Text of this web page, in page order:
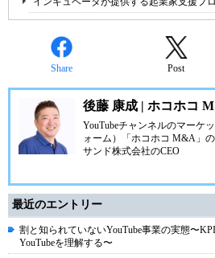
Share Post
後藤 康成 | ホコホコ
YouTubeチャンネルのマーケ
ォーム）「ホコホコ M&A」
サンド株式会社のCEO
最近のエントリー
割と知られていないYouTube事業の実態〜
YouTubeを理解する〜